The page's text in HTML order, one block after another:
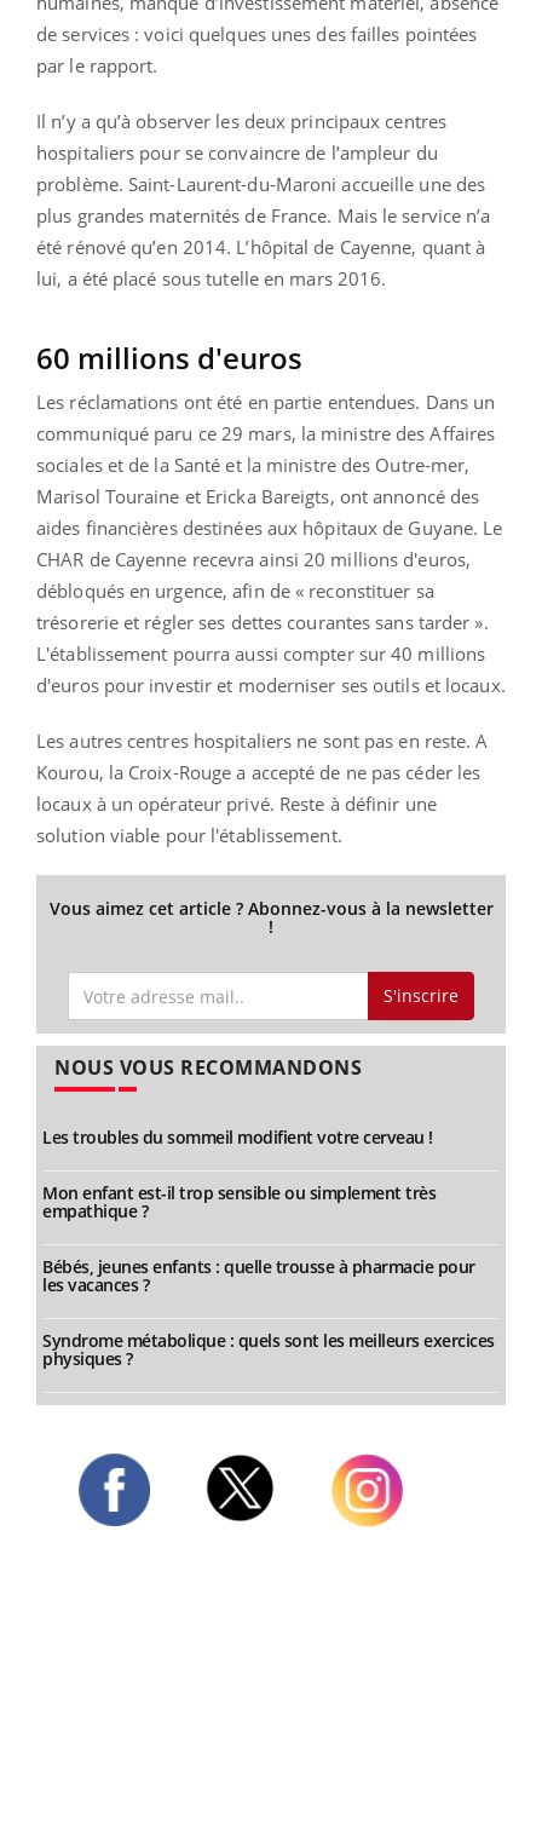
de services : voici quelques unes des failles pointées
par le rapport.
Il n’y a qu’à observer les deux principaux centres
hospitaliers pour se convaincre de l’ampleur du
problème. Saint-Laurent-du-Maroni accueille une des
plus grandes maternités de France. Mais le service n’a
été rénové qu’en 2014. L’hôpital de Cayenne, quant à
lui, a été placé sous tutelle en mars 2016.
60 millions d'euros
Les réclamations ont été en partie entendues. Dans un
communiqué paru ce 29 mars, la ministre des Affaires
sociales et de la Santé et la ministre des Outre-mer,
Marisol Touraine et Ericka Bareigts, ont annoncé des
aides financières destinées aux hôpitaux de Guyane. Le
CHAR de Cayenne recevra ainsi 20 millions d'euros,
débloqués en urgence, afin de « reconstituer sa
trésorerie et régler ses dettes courantes sans tarder ».
L'établissement pourra aussi compter sur 40 millions
d'euros pour investir et moderniser ses outils et locaux.
Les autres centres hospitaliers ne sont pas en reste. A
Kourou, la Croix-Rouge a accepté de ne pas céder les
locaux à un opérateur privé. Reste à définir une
solution viable pour l'établissement.
Vous aimez cet article ? Abonnez-vous à la newsletter
!
S'inscrire
NOUS VOUS RECOMMANDONS
Les troubles du sommeil modifient votre cerveau !
Mon enfant est-il trop sensible ou simplement très
empathique ?
Bébés, jeunes enfants : quelle trousse à pharmacie pour
les vacances ?
Syndrome métabolique : quels sont les meilleurs exercices
physiques ?